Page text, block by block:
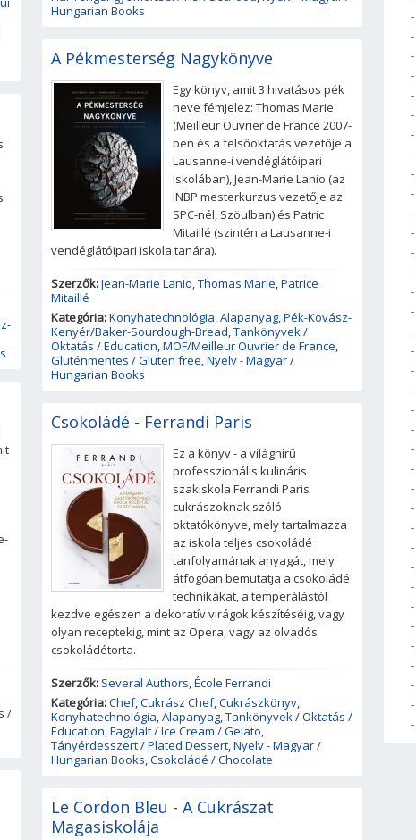
/
Hungarian Books
A Pékmesterség Nagykönyve
Egy könyv, amit 3 hivatásos pék
neve fémjelez: Thomas Marie
(Meilleur Ouvrier de France 2007-
ben és a felsőoktatás vezetője a
Lausanne-i vendéglátóipari
iskolában), Jean-Marie Lanio (az
INBP mesterkurzus vezetője az
SPC-nél, Szöulban) és Patric
Mitaillé (szintén a Lausanne-i
vendéglátóipari iskola tanára).
Szerzők:Jean-Marie Lanio,Thomas Marie,Patrice
Mitaillé
Kategória:Konyhatechnológia,Alapanyag,Pék-Kovász-
Kenyér/Baker-Sourdough-Bread,Tankönyvek /
Oktatás / Education,MOF/Meilleur Ouvrier de France,
Gluténmentes / Gluten free,Nyelv - Magyar /
Hungarian Books
Csokoládé - Ferrandi Paris
Ez a könyv - a világhírű
professzionális kulináris
szakiskola Ferrandi Paris
cukrászoknak szóló
oktatókönyve, mely tartalmazza
az iskola teljes csokoládé
tanfolyamának anyagát, mely
átfogóan bemutatja a csokoládé
technikákat, a temperálástól
kezdve egészen a dekoratív virágok készítéséig, vagy
olyan receptekig, mint az Opera, vagy az olvadós
csokoládétorta.
Szerzők: Several Authors,École Ferrandi
Kategória:Chef,Cukrász Chef,Cukrászkönyv,
Konyhatechnológia,Alapanyag,Tankönyvek / Oktatás /
Education,Fagylalt / Ice Cream / Gelato,
Tányérdesszert / Plated Dessert,Nyelv - Magyar /
Hungarian Books,Csokoládé / Chocolate
Le Cordon Bleu - A Cukrászat
Magasiskolája
-
-
-
-
-
-
-
-
-
-
-
-
-
-
-
-
-
-
-
-
-
-
-
-
-
-
-
-
-
-
-
-
-
-
-
-
-